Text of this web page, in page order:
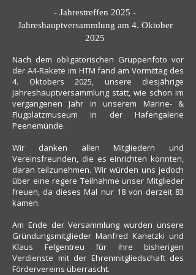
- Jahrestreffen 2025 -
Jahreshauptversammlung am 4. Oktober
2025
Nach dem obligatorischen Gruppenfoto vor
der A4-Rakete im HTM fand am Vormittag des
4. Oktobers 2025, unsere diesjährige
Jahreshauptversammlung statt, wie schon im
vergangenen Jahr in unserem Marine- &
Flugplatzmuseum in der Hafengalerie
Peenemünde.
Wir danken allen Mitgliedern und
Vereinsfreunden, die es einrichten konnten,
daran teilzunehmen. Wir würden uns jedoch
über eine regere Teilnahme unser Mitglieder
freuen, da dieses Mal nur 18 von derzeit 83
kamen.
Am Ende der Versammlung wurden unsere
Gründungsmitglieder Manfred Kanetzki und
Klaus Felgentreu für ihre bisherigen
Verdienste mit der Ehrenmitgliedschaft des
Fördervereins überrascht.